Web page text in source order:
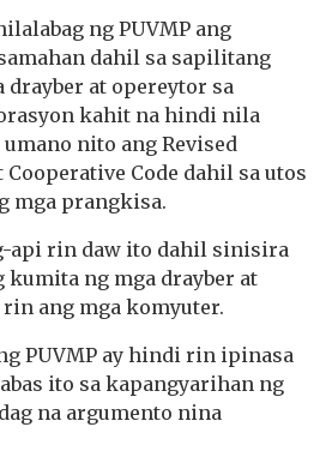
ng PUVMP ang
dahil sa sapilitang
drayber at opereytor sa
kahit na hindi nila
nito ang Revised
Code dahil sa utos
mga prangkisa.
api rin daw ito dahil sinisira
kumita ng mga drayber at
ang mga komyuter.
PUVMP ay hindi rin ipinasa
ito sa kapangyarihan ng
na argumento nina